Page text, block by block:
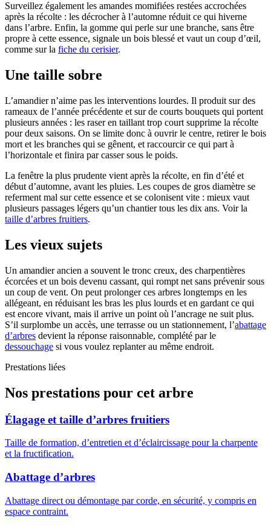
Surveillez également les amandes momifiées restées accrochées
après la récolte : les décrocher à l’automne réduit ce qui hiverne
dans l’arbre. Enfin, la gomme qui perle sur une branche, sans être
propre à cette essence, signale un bois blessé et vaut un coup d’œil,
comme sur la fiche du cerisier.
Une taille sobre
L’amandier n’aime pas les interventions lourdes. Il produit sur des
rameaux de l’année précédente et sur de courts bouquets qui portent
plusieurs années : les raser en taillant trop court supprime la récolte
pour deux saisons. On se limite donc à ouvrir le centre, retirer le bois
mort et les branches qui se gênent, et raccourcir ce qui part à
l’horizontale et finira par casser sous le poids.
La fenêtre la plus prudente vient après la récolte, en fin d’été et
début d’automne, avant les pluies. Les coupes de gros diamètre se
referment mal sur cette essence et se colonisent vite : mieux vaut
plusieurs passages légers qu’un chantier tous les dix ans. Voir la
taille d’arbres fruitiers.
Les vieux sujets
Un amandier ancien a souvent le tronc creux, des charpentières
écorcées et un bois devenu cassant, qui rompt net sans prévenir sous
un coup de vent. On peut prolonger ces arbres longtemps en les
allégeant, en réduisant les bras les plus lourds et en gardant ce qui
est encore vivant, mais il arrive un point où l’ancrage ne suit plus.
S’il surplombe un accès, une terrasse ou un stationnement, l’abattage
d’arbres devient la réponse raisonnable, complété par le
dessouchage si vous voulez replanter au même endroit.
Prestations liées
Nos prestations pour cet arbre
Élagage et taille d’arbres fruitiers
Taille de formation, d’entretien et d’éclaircissage pour la charpente
et la fructification.
Abattage d’arbres
Abattage direct ou démontage par corde, en sécurité, y compris en
espace contraint.